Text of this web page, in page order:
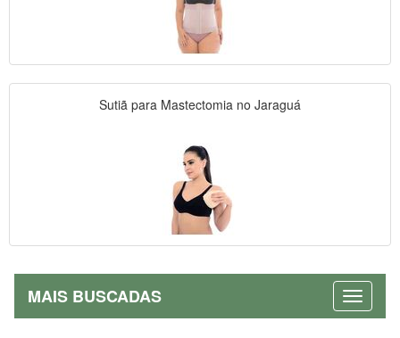
Sutiã para Mastectomia no Jaraguá
MAIS BUSCADAS